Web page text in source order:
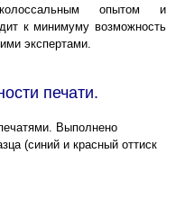
опытом и
к минимуму возможность
экспертами.
печати.
Выполнено
(синий и красный оттиск